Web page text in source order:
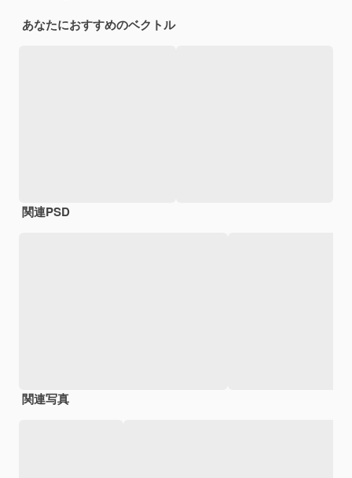
あなたにおすすめのベクトル
関連PSD
関連写真